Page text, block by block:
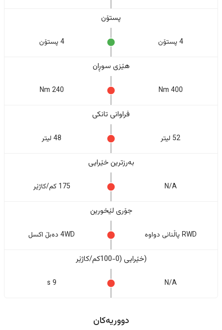
پستۆن
4 پستۆن 4 پستۆن
هێزی سوڕان
400 Nm
240 Nm
فراوانی تانکی
52 لیتر 48 لیتر
بەرزترین خێرایی
N/A 175 کم/کاژێر
جۆری لێخورین
RWD پاڵنانی دواوە 4WD دەبڵ اکسل
(خێرایی (0-100کم/کاژێر
N/A
9 s
دووریەکان